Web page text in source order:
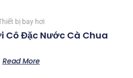
bị bay hơi
Cô Đặc Nước Cà Chua
Read More